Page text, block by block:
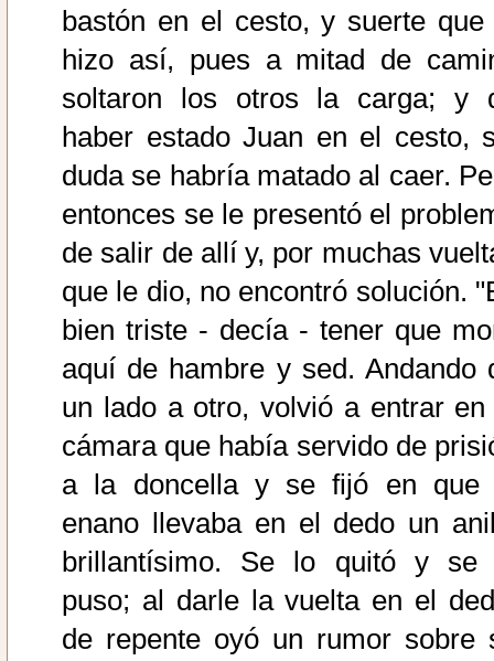
bastón en el cesto, y suerte que
hizo así, pues a mitad de
soltaron los otros la carga; y
haber estado Juan en el cesto,
duda se habría matado al caer.
entonces se le presentó el
de salir de allí y, por muchas
que le dio, no encontró solución.
bien triste - decía - tener que
aquí de hambre y sed. Andando
un lado a otro, volvió a entrar en
cámara que había servido de
a la doncella y se fijó en que
enano llevaba en el dedo un
brillantísimo. Se lo quitó y se
puso; al darle la vuelta en el
de repente oyó un rumor sobre